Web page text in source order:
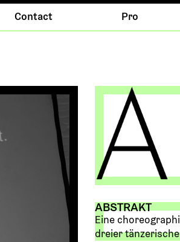
Contact Pro
ABSTRAKT
Eine
dreier